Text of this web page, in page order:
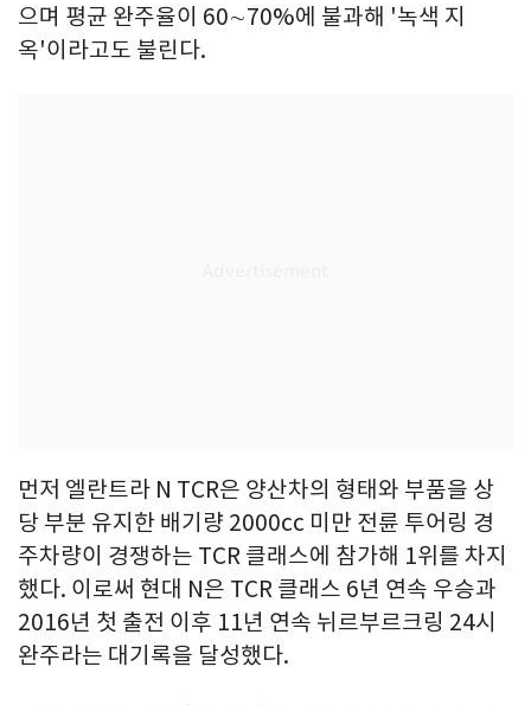
으며 평균 완주율이 60∼70%에 불과해 '녹색 지
옥'이라고도 불린다.
먼저 엘란트라 N TCR은 양산차의 형태와 부품을 상
당 부분 유지한 배기량 2000cc 미만 전륜 투어링 경
주차량이 경쟁하는 TCR 클래스에 참가해 1위를 차지
했다. 이로써 현대 N은 TCR 클래스 6년 연속 우승과
2016년 첫 출전 이후 11년 연속 뉘르부르크링 24시
완주라는 대기록을 달성했다.